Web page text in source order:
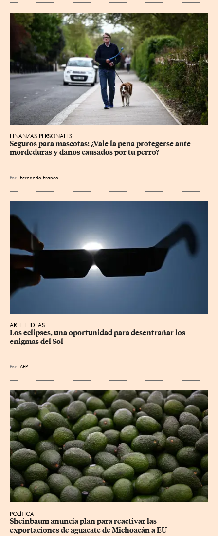
FINANZAS PERSONALES
Seguros para mascotas: ¿Vale la pena protegerse ante
mordeduras y daños causados por tu perro?
Por Fernando Franco
ARTE E IDEAS
Los eclipses, una oportunidad para desentrañar los
enigmas del Sol
Por AFP
POLÍTICA
Sheinbaum anuncia plan para reactivar las
exportaciones de aguacate de Michoacán a EU